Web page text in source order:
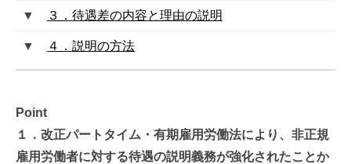
３．待遇差の内容と理由の説明
４．説明の方法
Point
１．改正パートタイム・有期雇用労働法により、非正規
雇用労働者に対する待遇の説明義務が強化されたことか